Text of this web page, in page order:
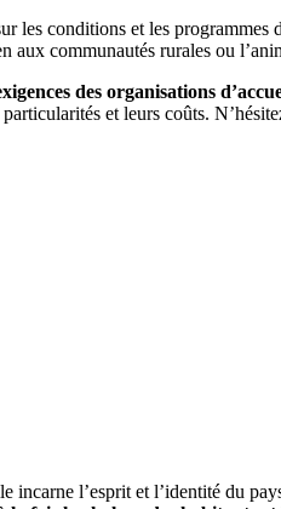
les conditions et les programmes
aux communautés rurales ou
des organisations
et leurs coûts.
l’esprit et l’identité du